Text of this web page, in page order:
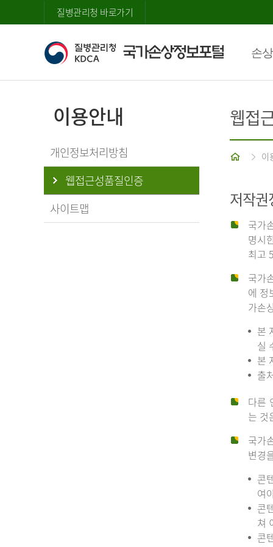
질병관리청 바로가기
손
이용안내
개인정보처리방침
웹접근성품질인증
사이트맵
웹접
홈 이
저작권
국가
명시
최고
국가
에 정
가손
본
실
본
출
다른
는 것
국가
변경
콘
여
콘
쳐
콘